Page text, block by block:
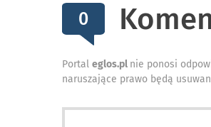
0
Portal eglos.pl nie ponosi
naruszające prawo będą